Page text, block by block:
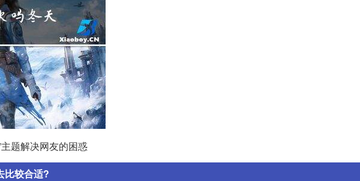
主题解决网友的困惑
比较合适?